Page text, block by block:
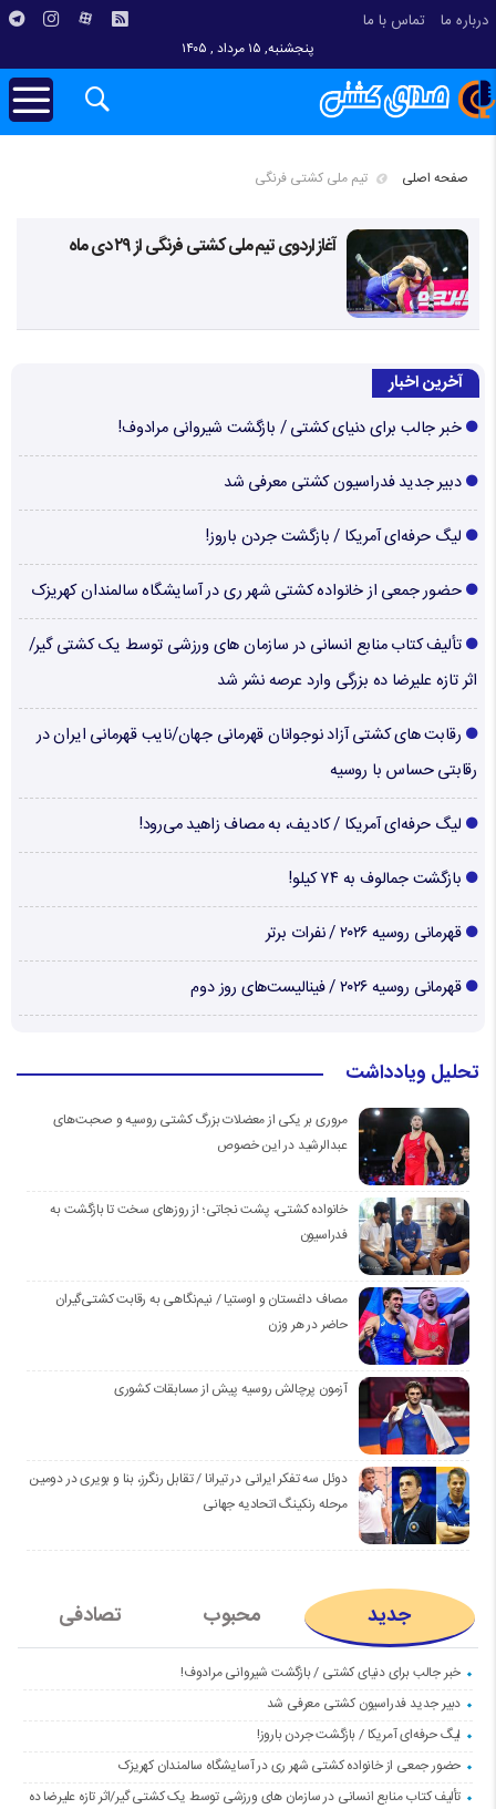
درباره ما تماس با ما
پنجشنبه, ۱۵ مرداد , ۱۴۰۵
صفحه اصلی تیم ملی کشتی فرنگی
آغاز اردوی تیم ملی کشتی فرنگی از ۲۹ دی ماه
آخرین اخبار
خبر جالب برای دنیای کشتی / بازگشت شیروانی مرادوف!
دبیر جدید فدراسیون کشتی معرفی شد
لیگ حرفه‌ای آمریکا / بازگشت جردن باروز!
حضور جمعی از خانواده کشتی شهر ری در آسایشگاه سالمندان کهریزک
تألیف کتاب منابع انسانی در سازمان های ورزشی توسط یک کشتی گیر/
اثر تازه علیرضا ده بزرگی وارد عرصه نشر شد
رقابت های کشتی آزاد نوجوانان قهرمانی جهان/نایب قهرمانی ایران در
رقابتی حساس با روسیه
لیگ حرفه‌ای آمریکا / کادیف، به مصاف زاهید می‌رود!
بازگشت جمالوف به ۷۴ کیلو!
قهرمانی روسیه ۲۰۲۶ / نفرات برتر
قهرمانی روسیه ۲۰۲۶ / فینالیست‌های روز دوم
تحلیل ویادداشت
مروری بر یکی از معضلات بزرگ کشتی روسیه و صحبت‌های
عبدالرشید در این خصوص
خانواده کشتی، پشت نجاتی؛ از روزهای سخت تا بازگشت به
فدراسیون
مصاف داغستان و اوستیا / نیم‌نگاهی به رقابت کشتی‌گیران
حاضر در هر وزن
آزمون پرچالش روسیه پیش از مسابقات کشوری
دوئل سه تفکر ایرانی در تیرانا / تقابل رنگرز، بنا و بویری در دومین
مرحله رنکینگ اتحادیه جهانی
جدید محبوب تصادفی
خبر جالب برای دنیای کشتی / بازگشت شیروانی مرادوف!
دبیر جدید فدراسیون کشتی معرفی شد
لیگ حرفه‌ای آمریکا / بازگشت جردن باروز!
حضور جمعی از خانواده کشتی شهر ری در آسایشگاه سالمندان کهریزک
تألیف کتاب منابع انسانی در سازمان های ورزشی توسط یک کشتی گیر/اثر تازه علیرضا ده